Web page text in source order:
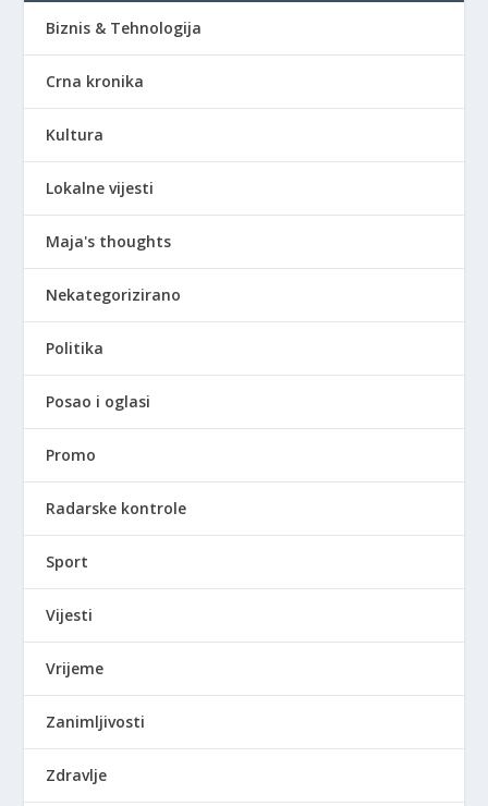
Biznis & Tehnologija
Crna kronika
Kultura
Lokalne vijesti
Maja's thoughts
Nekategorizirano
Politika
Posao i oglasi
Promo
Radarske kontrole
Sport
Vijesti
Vrijeme
Zanimljivosti
Zdravlje